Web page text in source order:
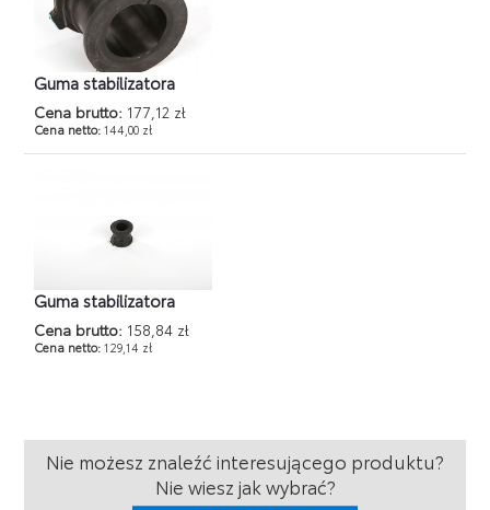
Guma stabilizatora
Cena brutto: 177,12 zł
Cena netto:144,00 zł
Guma stabilizatora
Cena brutto: 158,84 zł
Cena netto:129,14 zł
Nie możesz znaleźć interesującego produktu?
Nie wiesz jak wybrać?